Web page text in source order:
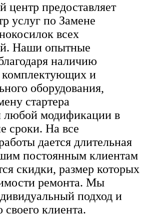
предоставляет
услуг по Замене
всех
Наши опытные
наличию
комплектующих и
оборудования,
стартера
любой модификации в
сроки. На все
дается длительная
постоянным клиентам
скидки, размер которых
ремонта. Мы
подход и
клиента.